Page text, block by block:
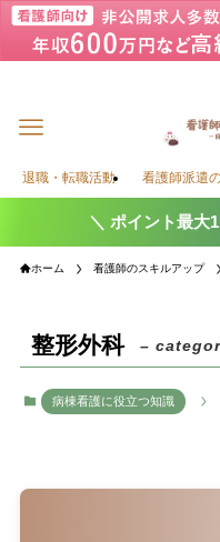
退職・転職活動 看護師派遣
＼ ポイント最大
ホーム 看護師のスキルアップ
整形外科 –
病棟看護に役立つ知識